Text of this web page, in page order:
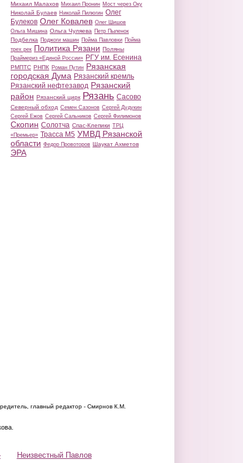
Михаил Малахов Михаил Пронин Мост через Оку
Николай Булаев Николай Пилюгин Олег
Булеков Олег Ковалев Олег Шишов
Ольга Мишина Ольга Чуляева Петр Пыленок
Подбелка Поджоги машин Пойма Павловки Пойма
трех рек Политика Рязани Поляны
Праймериз «Единой России» РГУ им. Есенина
РМПТС РНПК Роман Путин Рязанская
городская Дума Рязанский кремль
Рязанский нефтезавод Рязанский
район Рязанский цирк Рязань Сасово
Северный обход Семен Сазонов Сергей Дудукин
Сергей Ежов Сергей Сальников Сергей Филимонов
Скопин Солотча Спас-Клепики ТРЦ
«Премьер» Трасса М5 УМВД Рязанской
области Федор Провоторов Шаукат Ахметов
ЭРА
главный редактор - Смирнов К.М.
Неизвестный Павлов